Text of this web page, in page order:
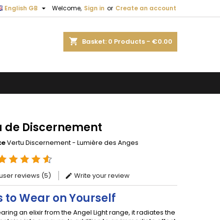
Welcome, Sign in or Create an account
English GB 
shopping_cart Basket: 0 Products - €0.00
de Discernement
Vertu Discernement - Lumière des Anges
reviews (5)
Write your review
to Wear on Yourself
an elixir from the Angel Light range, it radiates the